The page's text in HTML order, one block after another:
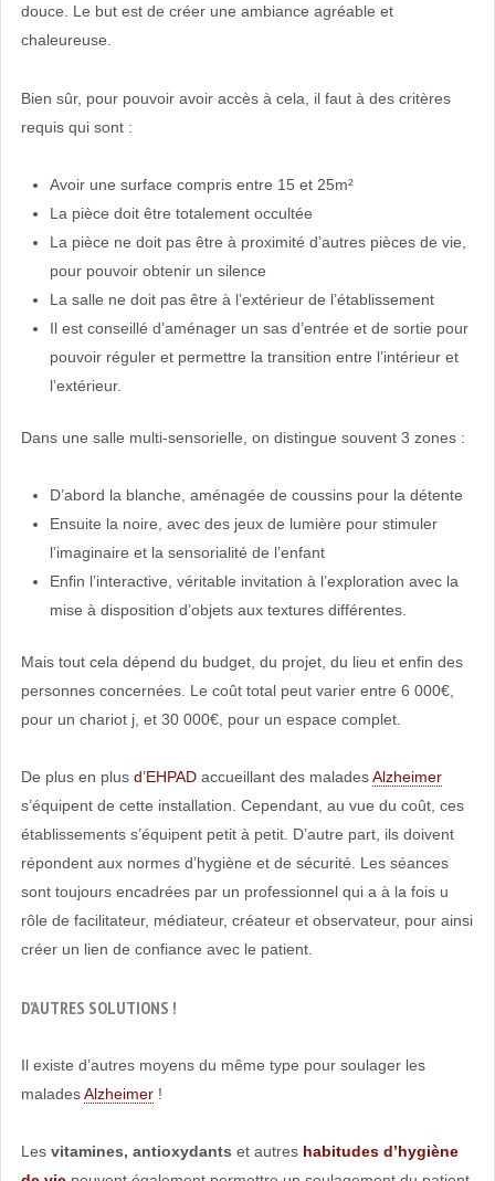
douce. Le but est de créer une ambiance agréable et
chaleureuse.
Bien sûr, pour pouvoir avoir accès à cela, il faut à des critères
requis qui sont :
Avoir une surface compris entre 15 et 25m²
La pièce doit être totalement occultée
La pièce ne doit pas être à proximité d’autres pièces de vie,
pour pouvoir obtenir un silence
La salle ne doit pas être à l’extérieur de l’établissement
Il est conseillé d’aménager un sas d’entrée et de sortie pour
pouvoir réguler et permettre la transition entre l’intérieur et
l’extérieur.
Dans une salle multi-sensorielle, on distingue souvent 3 zones :
D’abord la blanche, aménagée de coussins pour la détente
Ensuite la noire, avec des jeux de lumière pour stimuler
l’imaginaire et la sensorialité de l’enfant
Enfin l’interactive, véritable invitation à l’exploration avec la
mise à disposition d’objets aux textures différentes.
Mais tout cela dépend du budget, du projet, du lieu et enfin des
personnes concernées. Le coût total peut varier entre 6 000€,
pour un chariot j, et 30 000€, pour un espace complet.
De plus en plus d’EHPADaccueillant des maladesAlzheimer
s’équipent de cette installation. Cependant, au vue du coût, ces
établissements s’équipent petit à petit. D’autre part, ils doivent
répondent aux normes d’hygiène et de sécurité. Les séances
sont toujours encadrées par un professionnel qui a à la fois u
rôle de facilitateur, médiateur, créateur et observateur, pour ainsi
créer un lien de confiance avec le patient.
D’AUTRES SOLUTIONS !
Il existe d’autres moyens du même type pour soulager les
maladesAlzheimer!
Les vitamines, antioxydants et autres habitudes d’hygiène